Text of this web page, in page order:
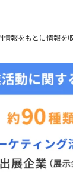
報をもとに情報を